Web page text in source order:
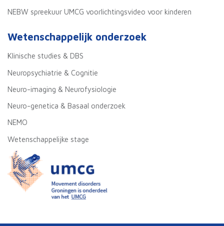
NEBW spreekuur UMCG voorlichtingsvideo voor kinderen
Wetenschappelijk onderzoek
Klinische studies & DBS
Neuropsychiatrie & Cognitie
Neuro-imaging & Neurofysiologie
Neuro-genetica & Basaal onderzoek
NEMO
Wetenschappelijke stage